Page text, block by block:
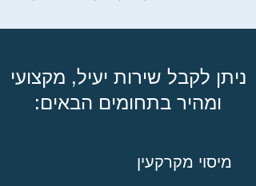
ניתן לקבל שירות יעיל, מקצועי
ומהיר בתחומים הבאים:
מיסוי מקרקעין